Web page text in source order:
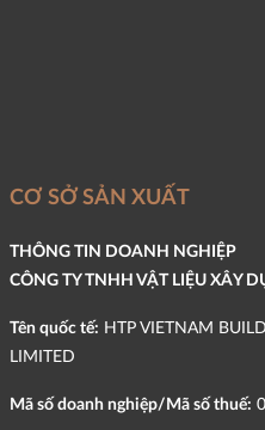
CƠ SỞ SẢN XUẤT
THÔNG TIN DOANH NGHIỆP
CÔNG TY TNHH VẬT LIỆU XÂY
Tên quốc tế: HTP VIETNAM
LIMITED
Mã số doanh nghiệp/Mã số thuế: